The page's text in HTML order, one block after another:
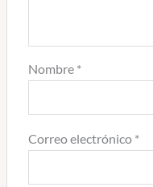
Nombre *
Correo electrónico *